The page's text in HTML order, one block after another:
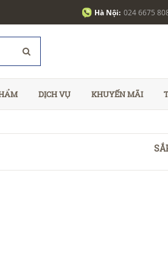
Hà Nội: 024 6675
DỊCH VỤ KHUYẾN MÃI